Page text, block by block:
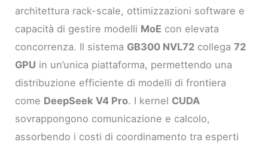
architettura rack-scale, ottimizzazioni software e
capacità di gestire modelli MoE con elevata
concorrenza. Il sistema GB300 NVL72 collega72
GPU in un’unica piattaforma, permettendo una
distribuzione efficiente di modelli di frontiera
come DeepSeek V4 Pro. I kernel CUDA
sovrappongono comunicazione e calcolo,
assorbendo i costi di coordinamento tra esperti